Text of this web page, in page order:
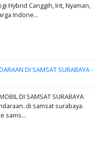
Hybrid Canggih, Irit, Nyaman,
Indone...
DI SAMSAT SURABAYA -
DI SAMSAT SURABAYA
samsat surabaya.
sams...